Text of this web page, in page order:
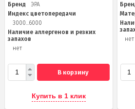
Бренд
ЭРА
Индекс цветопередачи
3000...6000
Наличие аллергенов и резких
запахов
нет
В корзину
Купить в 1 клик
нет